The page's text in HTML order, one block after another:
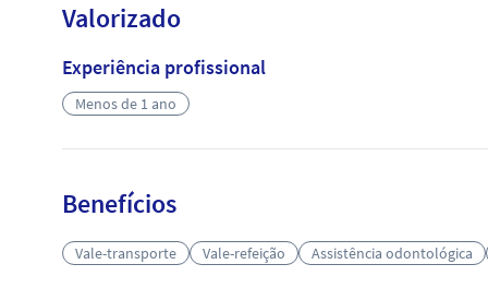
Valorizado
Experiência profissional
Menos de 1 ano
Benefícios
Vale-transporte Vale-refeição Assistência odontológica